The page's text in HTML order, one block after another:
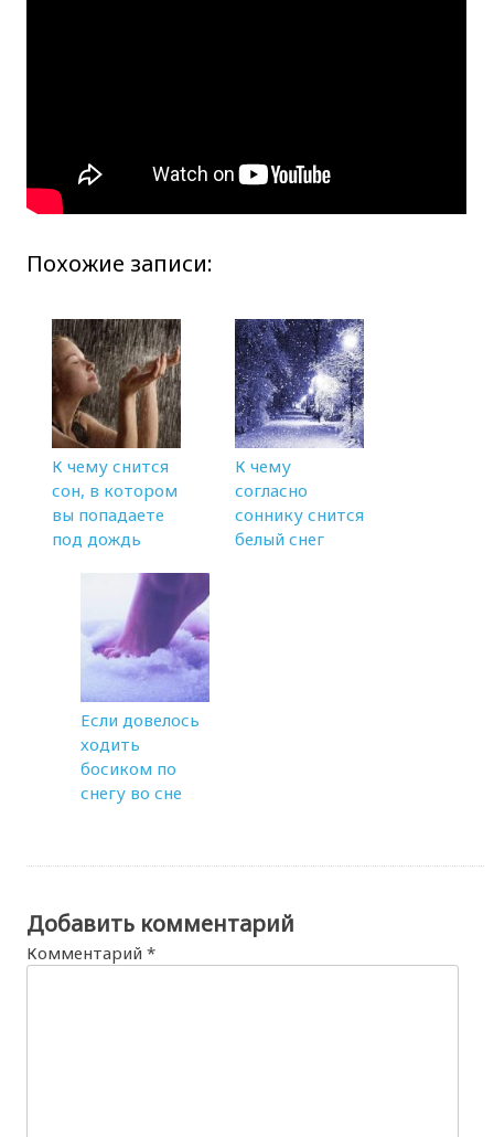
Похожие записи:
К чему снится
сон, в котором
вы попадаете
под дождь
К чему
согласно
соннику снится
белый снег
Если довелось
ходить
босиком по
снегу во сне
Добавить комментарий
Комментарий*